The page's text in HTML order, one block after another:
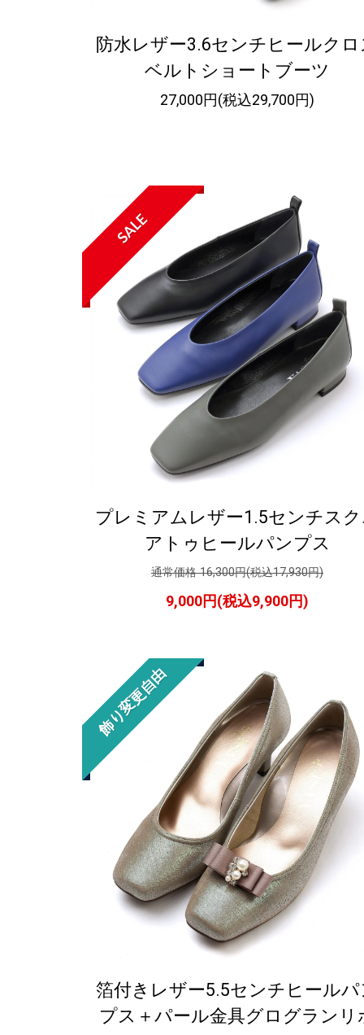
防水レザー3.6センチヒールク
ベルトショートブーツ
27,000円(税込29,700円)
SALE
プレミアムレザー1.5センチス
アトゥヒールパンプス
通常価格 16,300円(税込17,930円)
9,000円(税込9,900円)
飾り変更自由
箔付きレザー5.5センチヒールパ
プス＋パール金具グログランリ